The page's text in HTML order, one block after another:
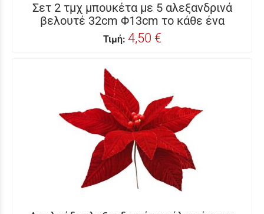
Σετ 2 τμχ μπουκέτα με 5 αλεξανδρινά
βελουτέ 32cm Φ13cm το κάθε ένα
Τιμή: 4,50 €